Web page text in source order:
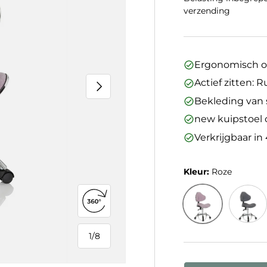
1/
van
8
Volgende
360°-weergave openen
verzending
Ergonomisch
Actief zitten:
Bekleding van
new kuipstoel
Verkrijgbaar
Kleur: Roze